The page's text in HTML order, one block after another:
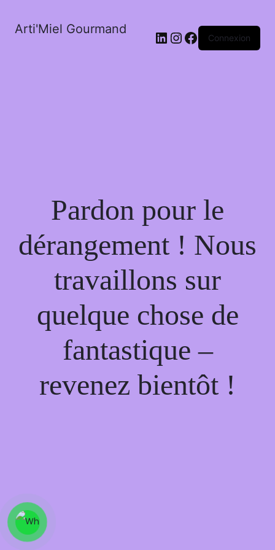
Arti'Miel Gourmand LinkedIn
Instagram
Facebook
Connexion
Pardon pour le
dérangement ! Nous
travaillons sur
quelque chose de
fantastique –
revenez bientôt !